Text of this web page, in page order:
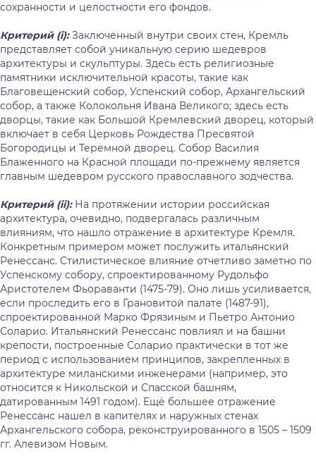
сохранности и целостности его фондов.
Критерий (i):Заключенный внутри своих стен, Кремль
представляет собой уникальную серию шедевров
архитектуры и скульптуры. Здесь есть религиозные
памятники исключительной красоты, такие как
Благовещенский собор, Успенский собор, Архангельский
собор, а также Колокольня Ивана Великого; здесь есть
дворцы, такие как Большой Кремлевский дворец, который
включает в себя Церковь Рождества Пресвятой
Богородицы и Теремной дворец. Собор Василия
Блаженного на Красной площади по-прежнему является
главным шедевром русского православного зодчества.
Критерий (ii):На протяжении истории российская
архитектура, очевидно, подвергалась различным
влияниям, что нашло отражение в архитектуре Кремля.
Конкретным примером может послужить итальянский
Ренессанс. Стилистическое влияние отчетливо заметно по
Успенскому собору, спроектированному Рудольфо
Аристотелем Фьораванти (1475-79). Оно лишь усиливается,
если проследить его в Грановитой палате (1487-91),
спроектированной Марко Фрязиным и Пьетро Антонио
Соларио. Итальянский Ренессанс повлиял и на башни
крепости, построенные Соларио практически в тот же
период с использованием принципов, закрепленных в
архитектуре миланскими инженерами (например, это
относится к Никольской и Спасской башням,
датированным 1491 годом). Ещё большее отражение
Ренессанс нашел в капителях и наружных стенах
Архангельского собора, реконструированного в 1505 – 1509
гг. Алевизом Новым.